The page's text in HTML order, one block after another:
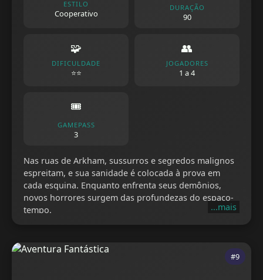
ESTILO
Cooperativo
DURAÇÃO
90
🧩
DIFICULDADE
⭐⭐
👥
JOGADORES
1 a 4
🎟️
GAMEPASS
3
Nas ruas de Arkham, sussurros e segredos malignos
espreitam, e sua sanidade é colocada à prova em
cada esquina. Enquanto enfrenta seus demônios,
novos horrores surgem das profundezas do espaço-
tempo.
...mais
#9